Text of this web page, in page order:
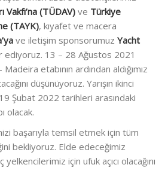
Vakfı’na (TÜDAV) ve Türkiye
(TAYK), kıyafet ve macera
ve iletişim sponsorumuz Yacht
ediyoruz. 13 – 28 Ağustos 2021
etabının ardından aldığımız
düşünüyoruz. Yarışın ikinci
Şubat 2022 tarihleri arasındaki
olacak.
başarıyla temsil etmek için tüm
bekliyoruz. Elde edeceğimiz
için ufuk açıcı olacağını